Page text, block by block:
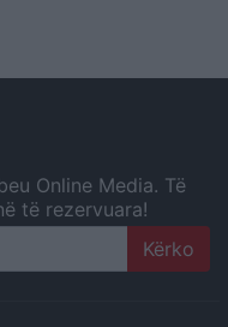
Online Media. Të
të rezervuara!